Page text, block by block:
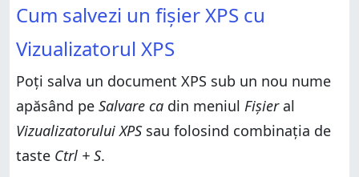
Cum salvezi un fișier XPS cu
Vizualizatorul XPS
Poți salva un document XPS sub un nou nume
apăsând pe Salvare ca din meniul Fișieral
Vizualizatorului XPS sau folosind combinația de
taste Ctrl + S.